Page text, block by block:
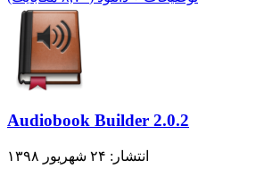
Audiobook Builder 2.0.2
انتشار: ۲۴ شهریور ۱۳۹۸